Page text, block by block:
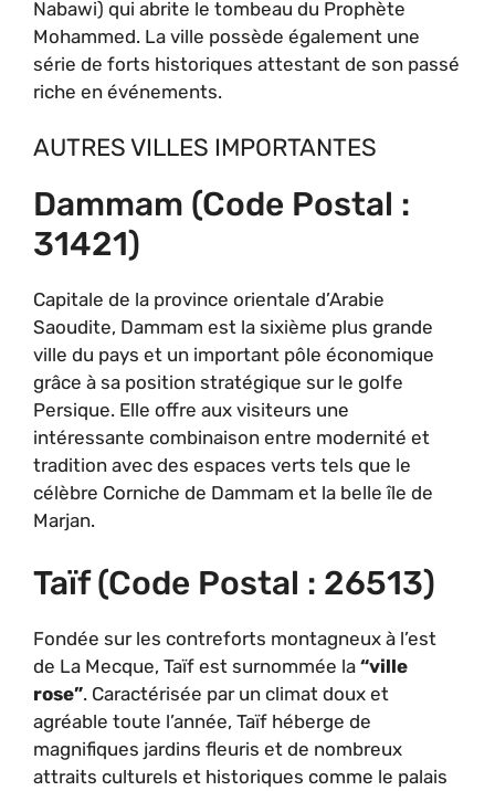
Nabawi) qui abrite le tombeau du Prophète
Mohammed. La ville possède également une
série de forts historiques attestant de son passé
riche en événements.
AUTRES VILLES IMPORTANTES
Dammam (code Postal :
31421)
Capitale de la province orientale d’Arabie
Saoudite, Dammam est la sixième plus grande
ville du pays et un important pôle économique
grâce à sa position stratégique sur le golfe
Persique. Elle offre aux visiteurs une
intéressante combinaison entre modernité et
tradition avec des espaces verts tels que le
célèbre Corniche de Dammam et la belle île de
Marjan.
Taïf (code Postal : 26513)
Fondée sur les contreforts montagneux à l’est
de La Mecque, Taïf est surnommée la “ville
rose”. Caractérisée par un climat doux et
agréable toute l’année, Taïf héberge de
magnifiques jardins fleuris et de nombreux
attraits culturels et historiques comme le palais